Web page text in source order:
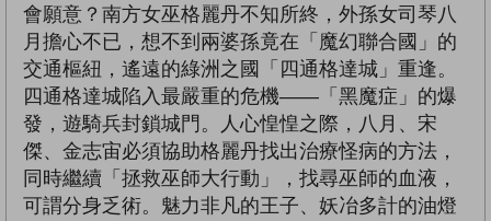
會願意？南方女巫格麗丹不知所終，外孫女司琴八
月擔心不已，想不到兩婆孫竟在「魔幻聯合國」的
交通樞紐，遙遠的綠洲之國「四通格達城」重逢。
四通格達城陷入最嚴重的危機——「黑魔症」的爆
發，遊騎兵封鎖城門。人心惶惶之際，八月、宋
傑、金志宙必須協助格麗丹找出治療怪病的方法，
同時繼續「拯救巫師大行動」，找尋巫師的血液，
可謂分身乏術。魅力非凡的王子、妖冶多計的油燈